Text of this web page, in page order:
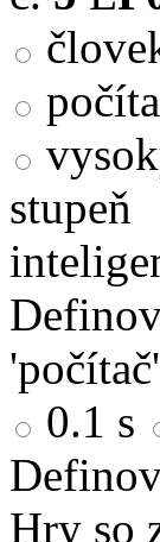
stupeň
'počítač'
0.1 s
Hry so